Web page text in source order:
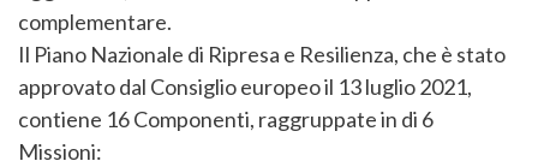
complementare.
Il Piano Nazionale di Ripresa e Resilienza, che è stato
approvato dal Consiglio europeo il 13 luglio 2021,
contiene 16 Componenti, raggruppate in di 6
Missioni: